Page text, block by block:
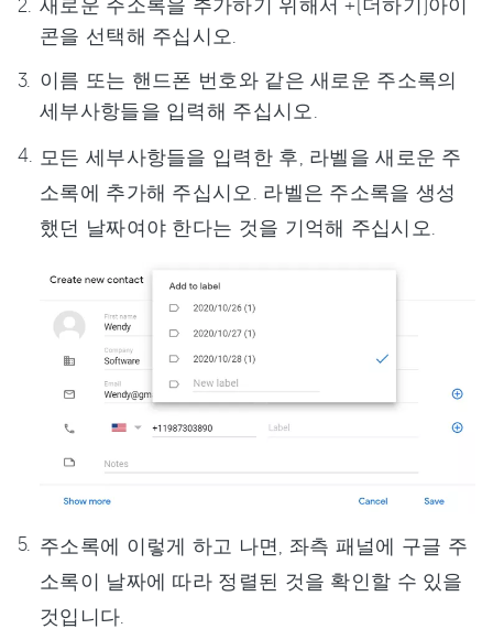
콘을 선택해 주십시오.
이름 또는 핸드폰 번호와 같은 새로운 주소록의
세부사항들을 입력해 주십시오.
모든 세부사항들을 입력한 후, 라벨을 새로운 주
소록에 추가해 주십시오. 라벨은 주소록을 생성
했던 날짜여야 한다는 것을 기억해 주십시오.
주소록에 이렇게 하고 나면, 좌측 패널에 구글 주
소록이 날짜에 따라 정렬된 것을 확인할 수 있을
것입니다.